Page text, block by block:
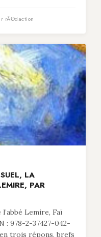
rÃ©daction
LA
PAR
Lemire, Faï
: 978-2-37427-042-
trois répons, brefs